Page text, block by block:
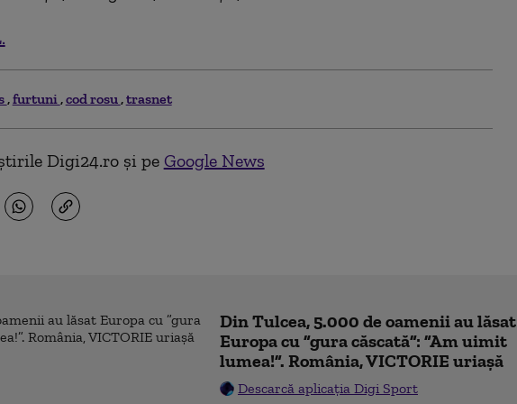
furtuni cod rosu trasnet
Digi24.ro și pe Google News
Din Tulcea, 5.000 de oamenii au lăsat
Europa cu ”gura căscată”: ”Am uimit
lumea!”. România, VICTORIE uriașă
Descarcă aplicația Digi Sport